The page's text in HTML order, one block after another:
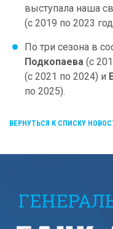
выступала наша
(с 2019 по 2023
По три сезона в
Подкопаева (с
(с 2021 по 2024) и
по 2025).
ВЕРНУТЬСЯ К СПИСКУ